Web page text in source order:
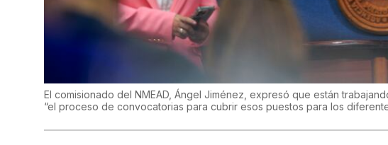
El comisionado del NMEAD, Ángel Jiménez, expresó que están
“el proceso de convocatorias para cubrir esos puestos para los